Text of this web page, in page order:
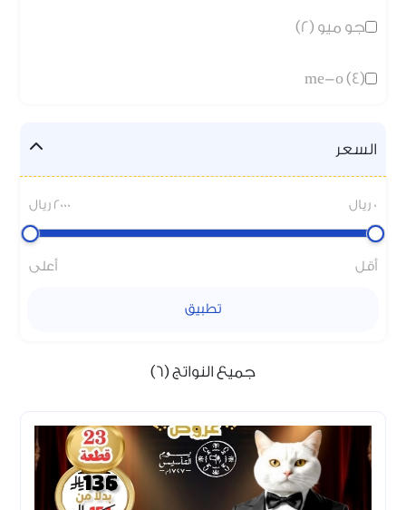
جو ميو (2)
me-o (4)
السعر
0 ريال 2000 ريال
أقل أعلى
تطبيق
جميع النواتج (6)